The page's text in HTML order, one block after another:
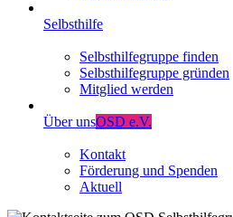
Selbsthilfe
Selbsthilfegruppe finden
Selbsthilfegruppe gründen
Mitglied werden
Über unsOSD e.V.
Kontakt
Förderung und Spenden
Aktuell